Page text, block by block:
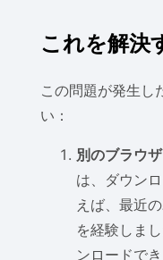
これを解決
この問題が発生し
い：
別のブラウ
は、ダウン
えば、最近
を経験しま
ンロードでき